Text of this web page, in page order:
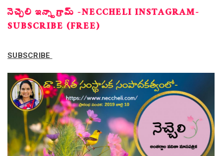
నెచ్చెలి ఇన్స్టాగ్రామ్ -NECCHELI INSTAGRAM-
SUBSCRIBE (FREE)
SUBSCRIBE